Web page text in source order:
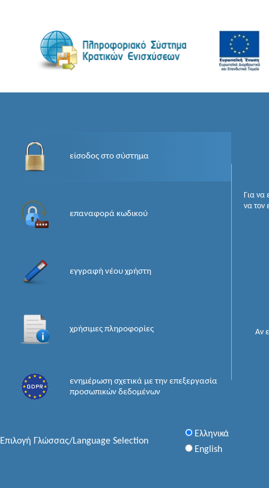
είσοδος στο σύστημα
επαναφορά κωδικού
εγγραφή νέου χρήστη
χρήσιμες πληροφορίες
ενημέρωση σχετικά με την επεξεργασία
προσωπικών δεδομένων
Για να
να τον
Αν
Επιλογή Γλώσσας/Language Selection
Ελληνικά
English